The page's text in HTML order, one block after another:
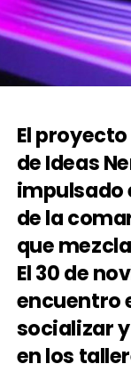
El
de Ideas
impulsado
de la
que
El 30 de
encuentro
socializar
en los